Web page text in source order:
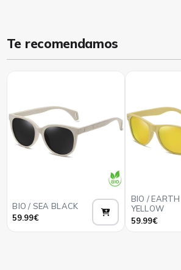
Te recomendamos
BIO / SEA BLACK
59.99€
Añadir
BIO / EARTH
YELLOW
59.99€